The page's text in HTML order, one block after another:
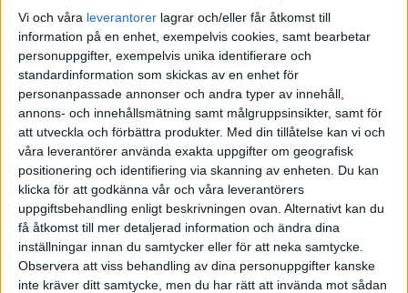
Vi och våra leverantorer lagrar och/eller får åtkomst till
information på en enhet, exempelvis cookies, samt bearbetar
personuppgifter, exempelvis unika identifierare och
standardinformation som skickas av en enhet för
personanpassade annonser och andra typer av innehåll,
annons- och innehållsmätning samt målgruppsinsikter, samt för
att utveckla och förbättra produkter. Med din tillåtelse kan vi och
våra leverantörer använda exakta uppgifter om geografisk
positionering och identifiering via skanning av enheten. Du kan
klicka för att godkänna vår och våra leverantörers
uppgiftsbehandling enligt beskrivningen ovan. Alternativt kan du
få åtkomst till mer detaljerad information och ändra dina
inställningar innan du samtycker eller för att neka samtycke.
Observera att viss behandling av dina personuppgifter kanske
inte kräver ditt samtycke, men du har rätt att invända mot sådan
Mest lästa
Elbilens nyhetsbrev
Håll dig uppdaterad om de senaste nyheterna!
Prenumerera